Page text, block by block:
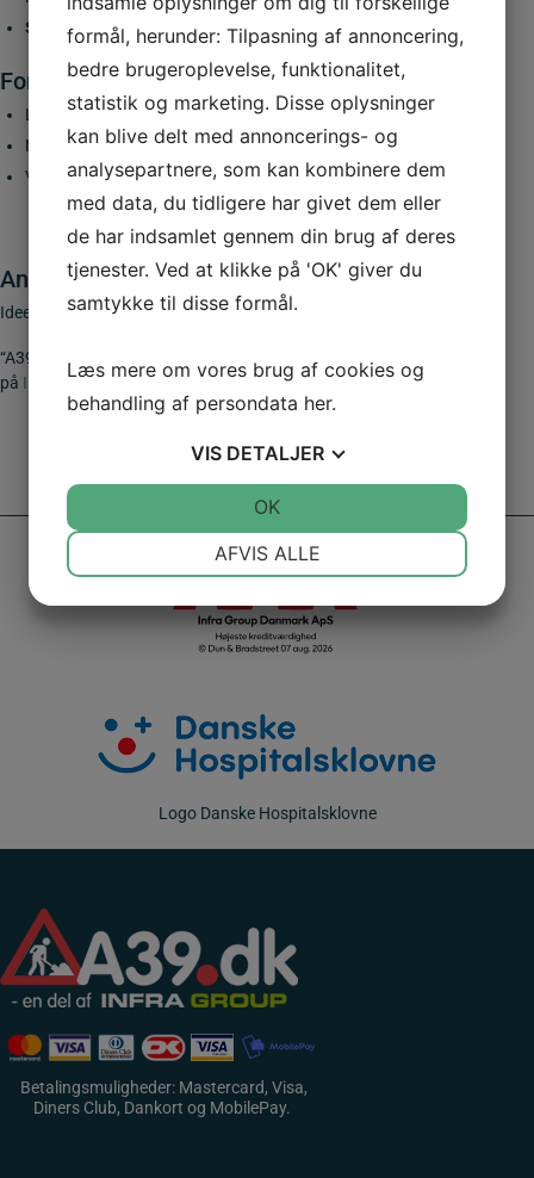
Standerdiameter:
Ø60 m
Fordele ved galvaniseret fladjernsbeslag
Lang levetid og modstandsdygtighed over for rust
Nem og sikker montering
Velegnet til både midlertidige og permanente opsætninger
Anvendelse
Ideel til montering af færdselstavler
“A39.dk – en del af
“… Hvis du vil vide hvem vi er så klik
på INFRA GROUP
Logo Danske Hospitalsklovne
Betalingsmuligheder: Mastercard, Visa,
Diners Club, Dankort og MobilePay.
formål, herunder: Tilpasning af annoncering,
bedre brugeroplevelse, funktionalitet,
statistik og marketing. Disse oplysninger
kan blive delt med annoncerings- og
analysepartnere, som kan kombinere dem
med data, du tidligere har givet dem eller
de har indsamlet gennem din brug af deres
tjenester. Ved at klikke på 'OK' giver du
samtykke til disse formål.
Læs mere om vores brug af cookies og
behandling af persondata her.
VIS DETALJER
MARKETING STATISTIK
AFVIS ALLE
OK